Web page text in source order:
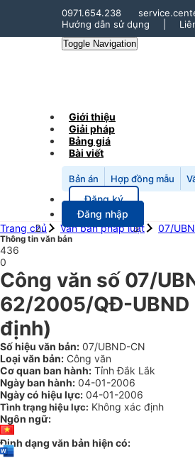
0971.654.238
Hướng dẫn sử dụng
Toggle Navigation
Giới thiệu
Giải pháp
Bảng giá
Bài viết
Bản án Hợp đồng mẫu
Đăng ký
Đăng nhập
Trang chủ
Văn bản pháp luật 07/
Thông tin văn bản
436
0
Công văn số 07/
62/2005/QĐ-UBND
định)
Số hiệu văn bản: 07/UBND-CN
Loại văn bản: Công văn
Cơ quan ban hành: Tỉnh Đắk Lắk
Ngày ban hành: 04-01-2006
Ngày có hiệu lực: 04-01-2006
Tình trạng hiệu lực: Không xác định
Ngôn ngữ:
Định dạng văn bản hiện có: